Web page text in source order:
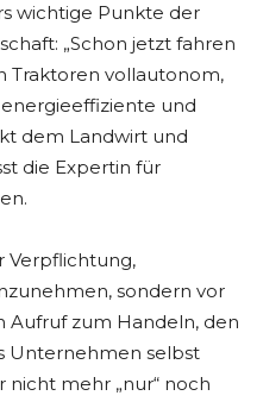
wichtige Punkte der
„Schon jetzt fahren
Traktoren vollautonom,
und
dem Landwirt und
die Expertin für
Verpflichtung,
sondern vor
Aufruf zum Handeln, den
Unternehmen selbst
nicht mehr „nur“ noch